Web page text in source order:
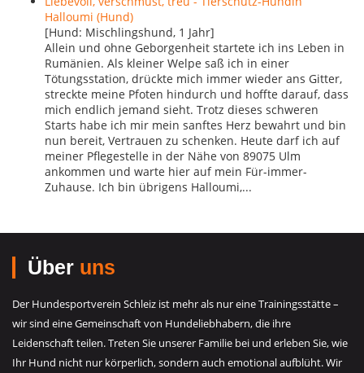
Halloumi (Hund)
[Hund: Mischlingshund, 1 Jahr]
Allein und ohne Geborgenheit startete ich ins Leben in
Rumänien. Als kleiner Welpe saß ich in einer
Tötungsstation, drückte mich immer wieder ans Gitter,
streckte meine Pfoten hindurch und hoffte darauf, dass
mich endlich jemand sieht. Trotz dieses schweren
Starts habe ich mir mein sanftes Herz bewahrt und bin
nun bereit, Vertrauen zu schenken. Heute darf ich auf
meiner Pflegestelle in der Nähe von 89075 Ulm
ankommen und warte hier auf mein Für-immer-
Zuhause. Ich bin übrigens Halloumi,...
Über uns
Der Hundesportverein Schleiz ist mehr als nur eine Trainingsstätte –
wir sind eine Gemeinschaft von Hundeliebhabern, die ihre
Leidenschaft teilen. Treten Sie unserer Familie bei und erleben Sie, wie
Ihr Hund nicht nur körperlich, sondern auch emotional aufblüht. Wir